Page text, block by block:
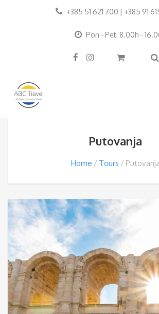
+385 51 621 700 | +385 91
Pon - Pet: 8.00h -
Putovanja
Home Tours Putovanja